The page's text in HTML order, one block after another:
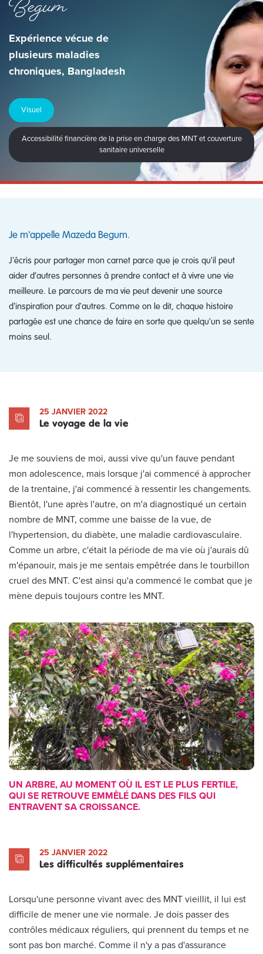
Expérience vécue de
plusieurs maladies
chroniques, Bangladesh
Visuel
Accessibilité financière de la prise en charge des MNT et couverture
sanitaire universelle
Je m'appelle Mazeda Begum.
J'écris pour partager mon carnet parce que je crois qu'il peut
aider d’autres personnes à prendre contact et à vivre une vie
meilleure. Le parcours de ma vie peut devenir une source
d'inspiration pour d'autres. Comme on le dit, chaque histoire
partagée est une chance de faire en sorte que quelqu'un se sente
moins seul.
25 JANVIER 2022
Le voyage de la vie
Je me souviens de moi, aussi vive qu'un fauve pendant
mon adolescence, mais lorsque j'ai commencé à approcher
de la trentaine, j'ai commencé à ressentir les changements.
Bientôt, l'une après l'autre, on m'a diagnostiqué un certain
nombre de MNT, comme une baisse de la vue, de
l'hypertension, du diabète, une maladie cardiovasculaire.
Comme un arbre, c'était la période de ma vie où j'aurais dû
m'épanouir, mais je me sentais empêtrée dans le tourbillon
cruel des MNT. C'est ainsi qu'a commencé le combat que je
mène depuis toujours contre les MNT.
UN ARBRE, AU MOMENT OÙ IL EST LE PLUS FERTILE,
QUI SE RETROUVE EMMÊLÉ DANS DES FILS QUI
ENTRAVENT SA CROISSANCE.
25 JANVIER 2022
Les difficultés supplémentaires
Lorsqu'une personne vivant avec des MNT vieillit, il lui est
difficile de mener une vie normale. Je dois passer des
contrôles médicaux réguliers, qui prennent du temps et ne
sont pas bon marché. Comme il n'y a pas d'assurance